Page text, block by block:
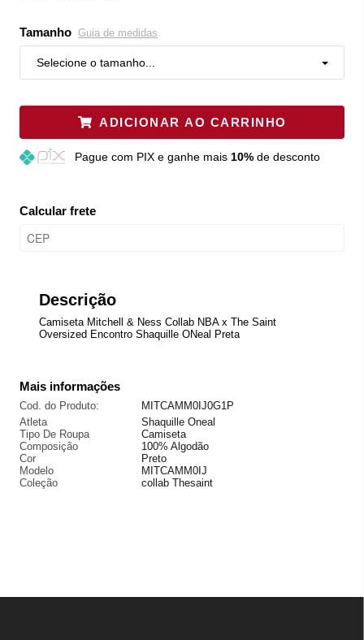
Tamanho Guia de medidas
Selecione o tamanho...
ADICIONAR AO CARRINHO
Pague com PIX e ganhe mais 10%de desconto
Calcular frete
Descrição
Camiseta Mitchell & Ness Collab NBA x The Saint
Oversized Encontro Shaquille ONeal Preta
Mais informações
Cod. do Produto:
MITCAMM0IJ0G1P
Atleta
Shaquille Oneal
Tipo De Roupa
Camiseta
Composição
100% Algodão
Cor
Preto
Modelo
MITCAMM0IJ
Coleção
collab Thesaint